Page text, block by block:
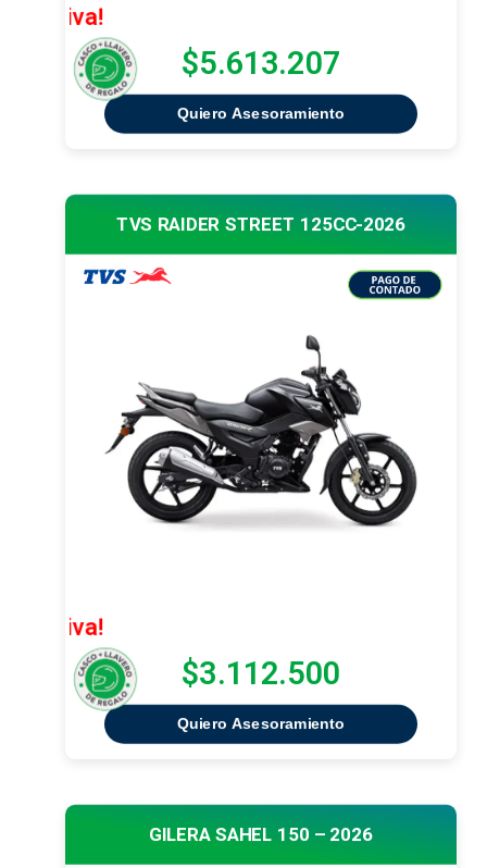
$5.613.207
Quiero Asesoramiento
TVS RAIDER STREET 125CC-2026
$3.112.500
Quiero Asesoramiento
GILERA SAHEL 150 – 2026